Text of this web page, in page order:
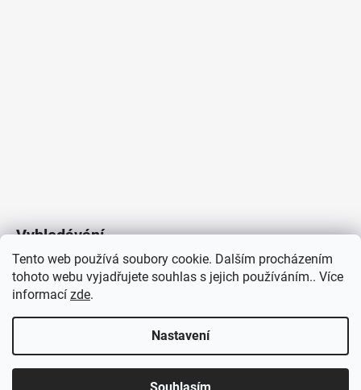
Tento web používá soubory cookie. Dalším procházením
tohoto webu vyjadřujete souhlas s jejich používáním.. Více
informací zde.
Nastavení
Vyhledávání
HLEDAT
/
J&K
Vytvořil Shoptet
Copyright 2026
Elektroradce.cz. Všechna